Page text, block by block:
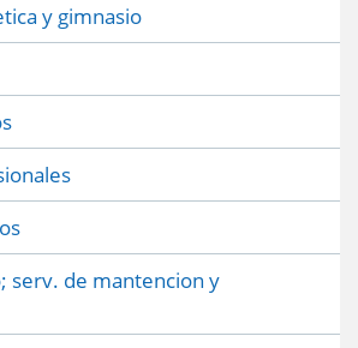
y gimnasio
serv. de mantencion y